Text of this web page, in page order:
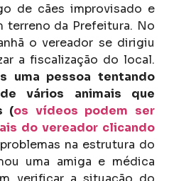
de cães improvisado e
terreno da Prefeitura. No
o vereador se dirigiu
a fiscalização do local.
uma pessoa tentando
vários animais que
(os vídeos podem ser
do vereador clicando
na estrutura do
uma amiga e médica